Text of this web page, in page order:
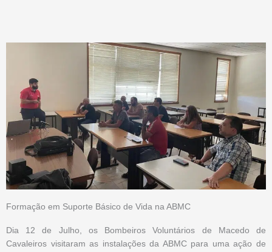
Formação em Suporte Básico de Vida na ABMC
Dia 12 de Julho, os Bombeiros Voluntários de Macedo de
Cavaleiros visitaram as instalações da ABMC para uma ação de